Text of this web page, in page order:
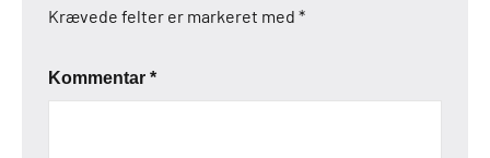
Krævede felter er markeret med *
Kommentar *